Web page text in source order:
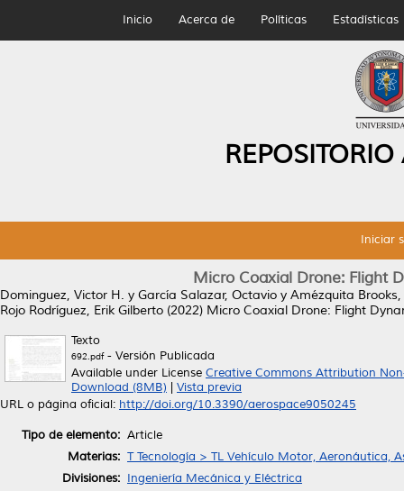
Inicio Acerca de Políticas Estadísticas
Iniciar
Micro Coaxial Drone: Flight
Dominguez, Victor H. y García Salazar, Octavio y Amézquita
Rojo Rodríguez, Erik Gilberto (2022) Micro Coaxial Drone: Flight
Texto
692.pdf- Versión Publicada
Available under License Creative Commons Attribution
Download (8MB)
Vista previa
URL o página oficial: http://doi.org/10.3390/aerospace9050245
Tipo de elemento: Article
Materias: T Tecnología > TL Vehículo Motor, Aeronáutica,
Divisiones: Ingeniería Mecánica y Eléctrica